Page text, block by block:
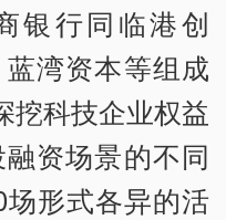
银行同临港创
湾资本等组成
挖科技企业权益
资场景的不同
形式各异的活